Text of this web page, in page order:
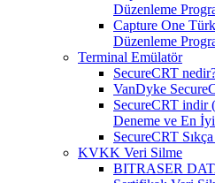
Düzenleme
Capture One
Düzenleme
Terminal Emülatör
SecureCRT
VanDyke
SecureCRT indir
Deneme ve En
SecureCRT
KVKK Veri Silme
BITRASER